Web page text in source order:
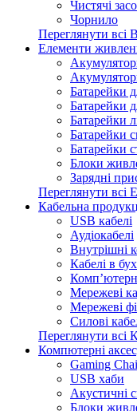
Чистячі
Чорнило
Переглянути всі
Елементи
Батарейки
Батарейки
Батарейки
Батарейки
Батарейки
Блоки
Зарядні
Переглянути всі
Кабельна
USB кабелі
Аудіокабелі
Внутрішні
Кабелі в
Мережеві
Мережеві
Силові
Переглянути всі
Компютерні
Gaming
USB хаби
Акустичні
Блоки